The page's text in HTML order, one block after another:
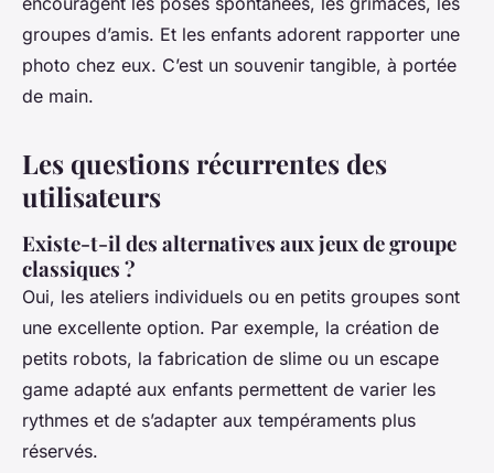
groupes d’amis. Et les enfants adorent rapporter une
photo chez eux. C’est un souvenir tangible, à portée
de main.
Les questions récurrentes des
utilisateurs
Existe-t-il des alternatives aux jeux de groupe
classiques ?
Oui, les ateliers individuels ou en petits groupes sont
une excellente option. Par exemple, la création de
petits robots, la fabrication de slime ou un escape
game adapté aux enfants permettent de varier les
rythmes et de s’adapter aux tempéraments plus
réservés.